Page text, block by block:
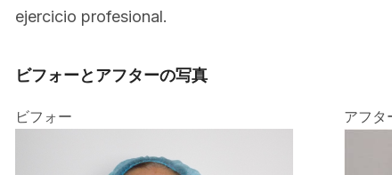
ejercicio profesional.
ビフォーとアフターの写真
ビフォー アフタ